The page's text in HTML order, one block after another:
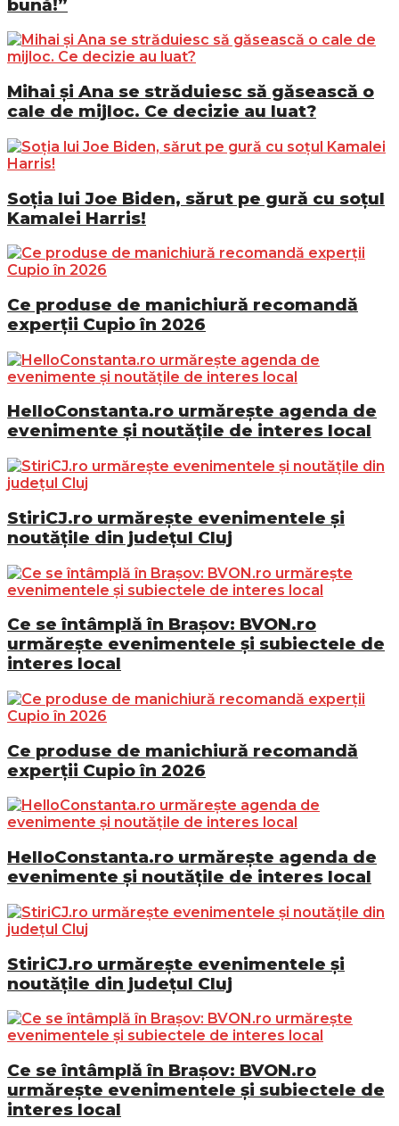
bună!”
Mihai și Ana se străduiesc să găsească o
cale de mijloc. Ce decizie au luat?
Soția lui Joe Biden, sărut pe gură cu soțul
Kamalei Harris!
Ce produse de manichiură recomandă
experții Cupio în 2026
HelloConstanta.ro urmărește agenda de
evenimente și noutățile de interes local
StiriCJ.ro urmărește evenimentele și
noutățile din județul Cluj
Ce se întâmplă în Brașov: BVON.ro
urmărește evenimentele și subiectele de
interes local
Ce produse de manichiură recomandă
experții Cupio în 2026
HelloConstanta.ro urmărește agenda de
evenimente și noutățile de interes local
StiriCJ.ro urmărește evenimentele și
noutățile din județul Cluj
Ce se întâmplă în Brașov: BVON.ro
urmărește evenimentele și subiectele de
interes local